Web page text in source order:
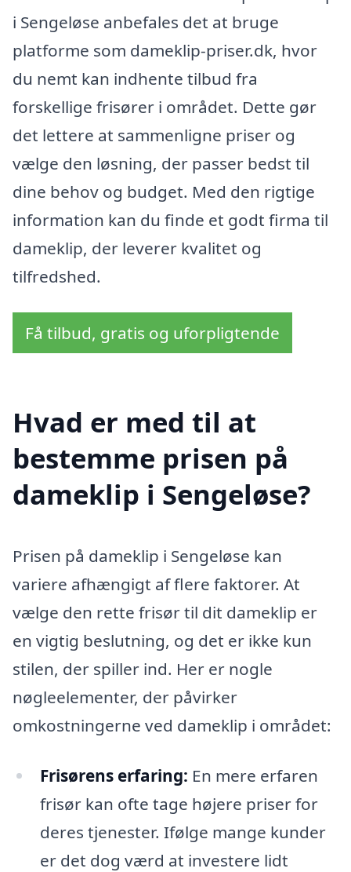
i Sengeløse anbefales det at bruge
platforme som dameklip-priser.dk, hvor
du nemt kan indhente tilbud fra
forskellige frisører i området. Dette gør
det lettere at sammenligne priser og
vælge den løsning, der passer bedst til
dine behov og budget. Med den rigtige
information kan du finde et godt firma til
dameklip, der leverer kvalitet og
tilfredshed.
Få tilbud, gratis og uforpligtende
Hvad er med til at
bestemme prisen på
dameklip i Sengeløse?
Prisen på dameklip i Sengeløse kan
variere afhængigt af flere faktorer. At
vælge den rette frisør til dit dameklip er
en vigtig beslutning, og det er ikke kun
stilen, der spiller ind. Her er nogle
nøgleelementer, der påvirker
omkostningerne ved dameklip i området:
Frisørens erfaring: En mere erfaren
frisør kan ofte tage højere priser for
deres tjenester. Ifølge mange kunder
er det dog værd at investere lidt